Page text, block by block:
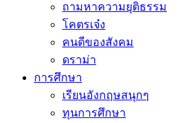
ถามหาความยุติธรรม
โคตรเจ๋ง
คนดีของสังคม
ดราม่า
การศึกษา
เรียนอังกฤษสนุกๆ
ทุนการศึกษา